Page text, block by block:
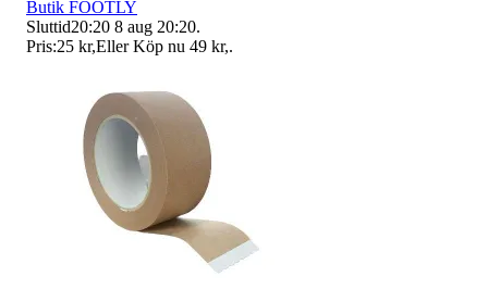
Butik FOOTLY
Sluttid20:20 8 aug 20:20.
Pris:25 kr,Eller Köp nu 49 kr,.